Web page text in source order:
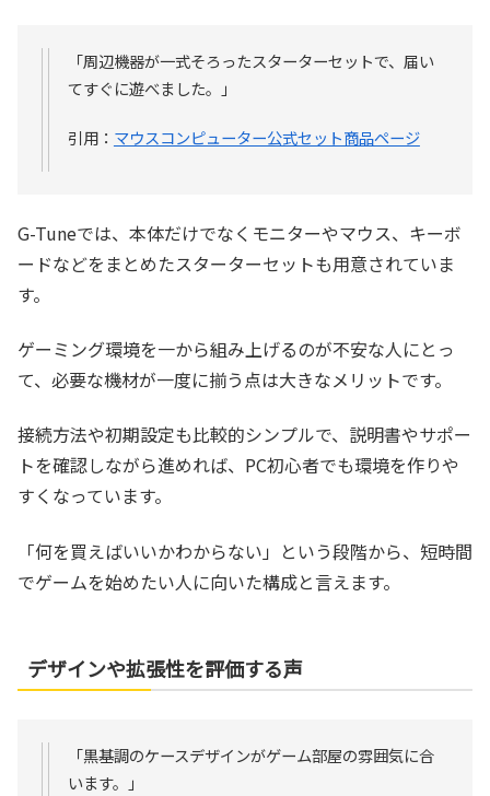
「周辺機器が一式そろったスターターセットで、届い
てすぐに遊べました。」
引用： マウスコンピューター公式セット商品ページ
G-Tuneでは、本体だけでなくモニターやマウス、キーボ
ードなどをまとめたスターターセットも用意されていま
す。
ゲーミング環境を一から組み上げるのが不安な人にとっ
て、必要な機材が一度に揃う点は大きなメリットです。
接続方法や初期設定も比較的シンプルで、説明書やサポー
トを確認しながら進めれば、PC初心者でも環境を作りや
すくなっています。
「何を買えばいいかわからない」という段階から、短時間
でゲームを始めたい人に向いた構成と言えます。
デザインや拡張性を評価する声
「黒基調のケースデザインがゲーム部屋の雰囲気に合
います。」